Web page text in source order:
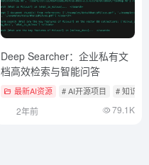
Deep Searcher：企业私有文
档高效检索与智能问答
最新AI资源 # AI开源项目 # 知识检
2年前 79.1K